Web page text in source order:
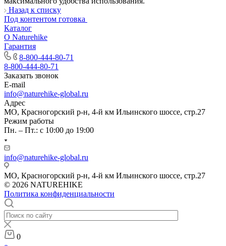
Назад к списку
Под контентом готовка
Каталог
О Naturehike
Гарантия
8-800-444-80-71
8-800-444-80-71
Заказать звонок
E-mail
info@naturehike-global.ru
Адрес
МО, Красногорский р-н, 4-й км Ильинского шоссе, стр.27
Режим работы
Пн. – Пт.: с 10:00 до 19:00
info@naturehike-global.ru
МО, Красногорский р-н, 4-й км Ильинского шоссе, стр.27
© 2026 NATUREHIKE
Политика конфиденциальности
0